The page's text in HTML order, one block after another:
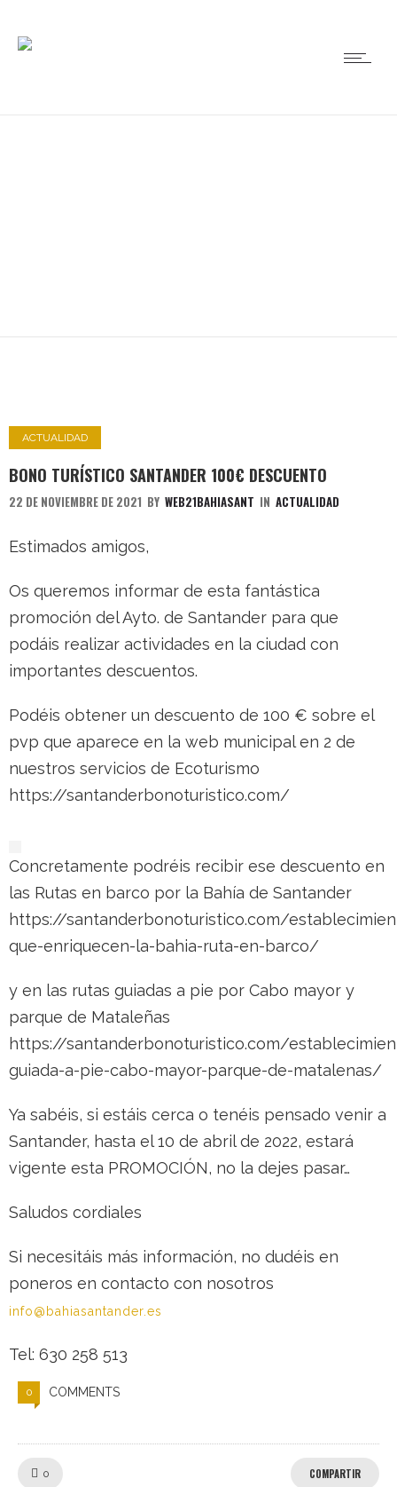
ACTUALIDAD
BONO TURÍSTICO SANTANDER 100€ DESCUENTO
22 DE NOVIEMBRE DE 2021 BY WEB21BAHIASANT IN ACTUALIDAD
Estimados amigos,
Os queremos informar de esta fantástica
promoción del Ayto. de Santander para que
podáis realizar actividades en la ciudad con
importantes descuentos.
Podéis obtener un descuento de 100 € sobre el
pvp que aparece en la web municipal en 2 de
nuestros servicios de Ecoturismo
https://santanderbonoturistico.com/
Concretamente podréis recibir ese descuento en
las Rutas en barco por la Bahía de Santander
https://santanderbonoturistico.com/
que-enriquecen-la-bahia-ruta-en-barco/
y en las rutas guiadas a pie por Cabo mayor y
parque de Mataleñas
https://santanderbonoturistico.com/
guiada-a-pie-cabo-mayor-parque-de-matalenas/
Ya sabéis, si estáis cerca o tenéis pensado venir a
Santander, hasta el 10 de abril de 2022, estará
vigente esta PROMOCIÓN, no la dejes pasar…
Saludos cordiales
Si necesitáis más información, no dudéis en
poneros en contacto con nosotros
info@bahiasantander.es
Tel: 630 258 513
0 COMMENTS
0 COMPARTIR